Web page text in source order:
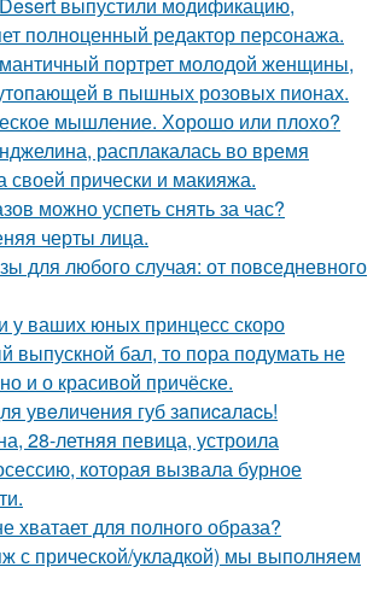
выпустили модификацию,
полноценный редактор персонажа.
портрет молодой женщины,
в пышных розовых пионах.
мышление. Хорошо или плохо?
расплакалась во время
своей прически и макияжа.
можно успеть снять за час?
черты лица.
для любого случая: от повседневного
у ваших юных принцесс скоро
выпускной бал, то пора подумать не
и о красивой причёске.
увeличeния губ зaпиcaлacь!
28-летняя певица, устроила
которая вызвала бурное
хватает для полного образа?
с прической/укладкой) мы выполняем